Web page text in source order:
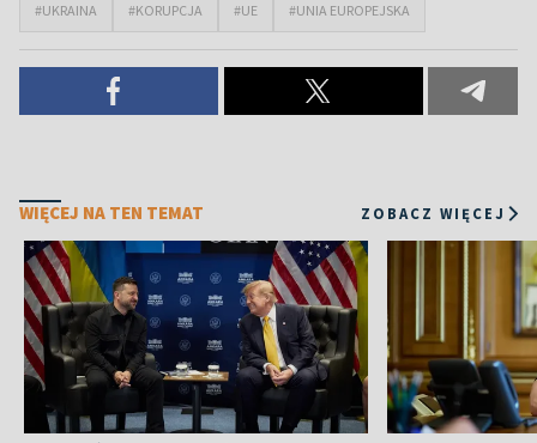
#UKRAINA #KORUPCJA #UE #UNIA EUROPEJSKA
WIĘCEJ NA TEN TEMAT ZOBACZ WIĘCEJ